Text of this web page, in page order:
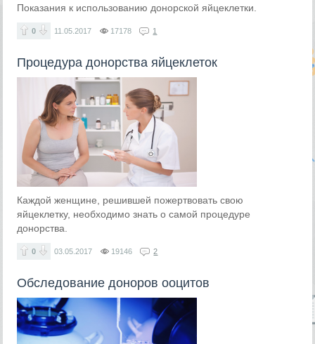
Показания к использованию донорской яйцеклетки.
0 11.05.2017 17178 1
Процедура донорства яйцеклеток
Каждой женщине, решившей пожертвовать свою
яйцеклетку, необходимо знать о самой процедуре
донорства.
0 03.05.2017 19146 2
Обследование доноров ооцитов